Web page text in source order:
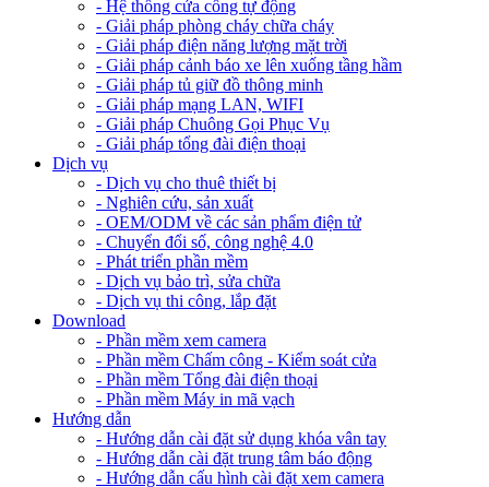
- Hệ thống cửa cổng tự động
- Giải pháp phòng cháy chữa cháy
- Giải pháp điện năng lượng mặt trời
- Giải pháp cảnh báo xe lên xuống tầng hầm
- Giải pháp tủ giữ đồ thông minh
- Giải pháp mạng LAN, WIFI
- Giải pháp Chuông Gọi Phục Vụ
- Giải pháp tổng đài điện thoại
Dịch vụ
- Dịch vụ cho thuê thiết bị
- Nghiên cứu, sản xuất
- OEM/ODM về các sản phẩm điện tử
- Chuyển đổi số, công nghệ 4.0
- Phát triển phần mềm
- Dịch vụ bảo trì, sửa chữa
- Dịch vụ thi công, lắp đặt
Download
- Phần mềm xem camera
- Phần mềm Chấm công - Kiểm soát cửa
- Phần mềm Tổng đài điện thoại
- Phần mềm Máy in mã vạch
Hướng dẫn
- Hướng dẫn cài đặt sử dụng khóa vân tay
- Hướng dẫn cài đặt trung tâm báo động
- Hướng dẫn cấu hình cài đặt xem camera